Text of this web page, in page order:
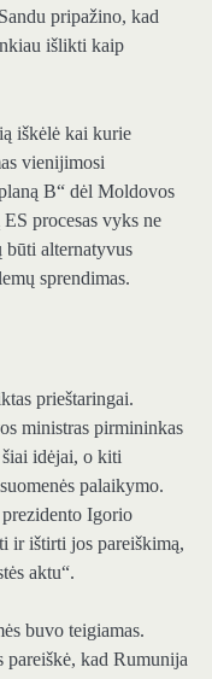
pripažino, kad
išlikti kaip
iškėlė kai kurie
vienijimosi
B“ dėl Moldovos
procesas vyks ne
būti alternatyvus
sprendimas.
prieštaringai.
ministras pirmininkas
idėjai, o kiti
palaikymo.
Igorio
ir ištirti jos pareiškimą,
aktu“.
buvo teigiamas.
pareiškė, kad Rumunija